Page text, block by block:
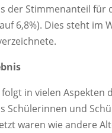
der Stimmenanteil für
6,8%). Dies steht
in vielen
Schülerinnen und
waren wie andere